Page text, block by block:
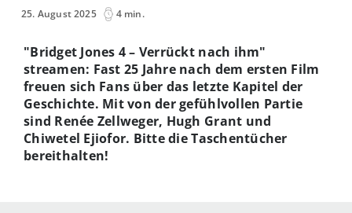
25. August 2025 4 min.
"Bridget Jones 4 – Verrückt nach ihm"
streamen: Fast 25 Jahre nach dem ersten Film
freuen sich Fans über das letzte Kapitel der
Geschichte. Mit von der gefühlvollen Partie
sind Renée Zellweger, Hugh Grant und
Chiwetel Ejiofor. Bitte die Taschentücher
bereithalten!